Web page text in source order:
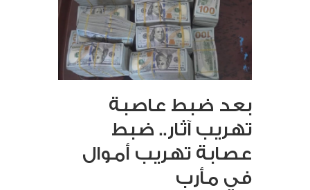
بعد ضبط عاصبة
تهريب آثار.. ضبط
عصابة تهريب أموال
في مأرب